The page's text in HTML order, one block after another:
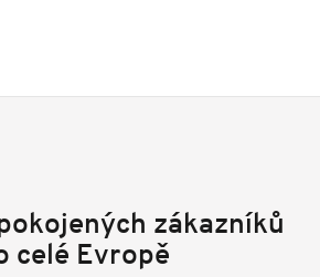
zákazníků
celé Evropě